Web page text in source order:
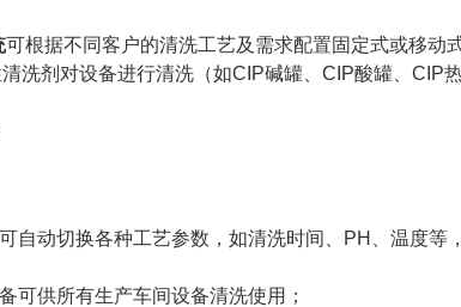
可根据不同客户的清洗工艺及需求配置固定式或移动
洗剂对设备进行清洗（如CIP碱罐、CIP酸罐、CIP
自动切换各种工艺参数，如清洗时间、PH、温度等
可供所有生产车间设备清洗使用 ；